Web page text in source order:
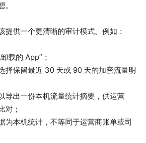
提供一个更清晰的审计模式。例如：
载的 App”；
择保留最近 30 天或 90 天的加密流量明
导出一份本机流量统计摘要，供运营
对；
为本机统计，不等同于运营商账单或司